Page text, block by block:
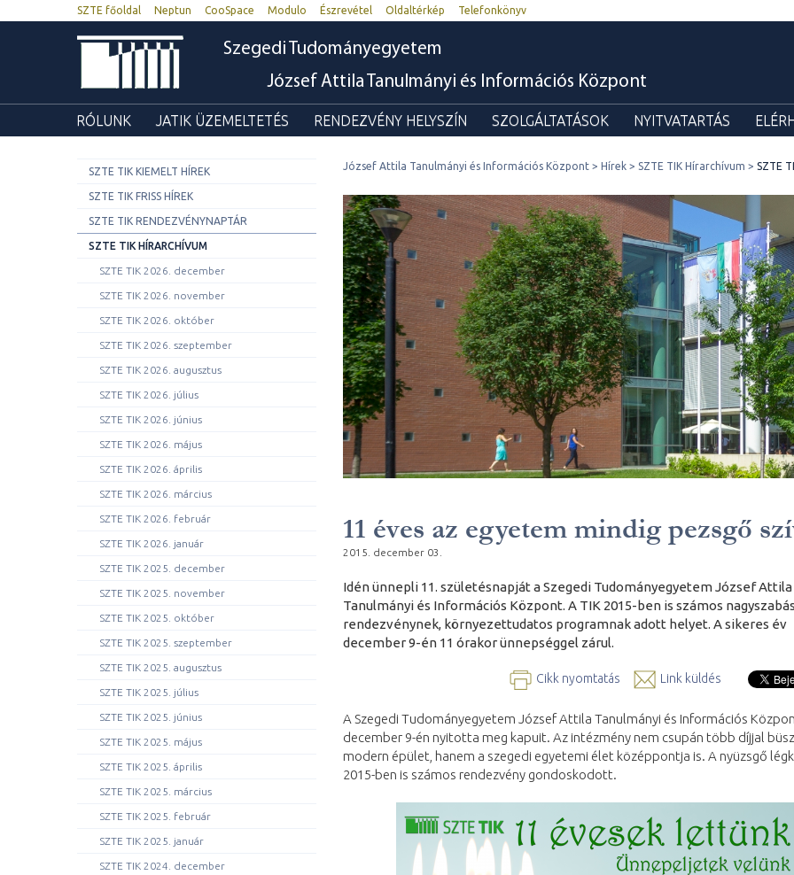
SZTE főoldal Neptun CooSpace Modulo Észrevétel Oldaltérkép Telefonkönyv
Szegedi Tudományegyetem
József Attila Tanulmányi és Információs Központ
RÓLUNK JATIK ÜZEMELTETÉS RENDEZVÉNY HELYSZÍN SZOLGÁLTATÁSOK NYITVATARTÁS
SZTE TIK KIEMELT HÍREK
SZTE TIK FRISS HÍREK
SZTE TIK RENDEZVÉNYNAPTÁR
SZTE TIK HÍRARCHÍVUM
SZTE TIK 2026. december
SZTE TIK 2026. november
SZTE TIK 2026. október
SZTE TIK 2026. szeptember
SZTE TIK 2026. augusztus
SZTE TIK 2026. július
SZTE TIK 2026. június
SZTE TIK 2026. május
SZTE TIK 2026. április
SZTE TIK 2026. március
SZTE TIK 2026. február
SZTE TIK 2026. január
SZTE TIK 2025. december
SZTE TIK 2025. november
SZTE TIK 2025. október
SZTE TIK 2025. szeptember
SZTE TIK 2025. augusztus
SZTE TIK 2025. július
SZTE TIK 2025. június
SZTE TIK 2025. május
SZTE TIK 2025. április
SZTE TIK 2025. március
SZTE TIK 2025. február
SZTE TIK 2025. január
SZTE TIK 2024. december
József Attila Tanulmányi és Információs Központ Hírek SZTE TIK Hírarchívum SZTE
11 éves az egyetem mindig pezsgő
2015. december 03.
Idén ünnepli 11. születésnapját a Szegedi Tudományegyetem József Attila
Tanulmányi és Információs Központ. A TIK 2015-ben is számos
rendezvénynek, környezettudatos programnak adott helyet. A sikeres év
december 9-én 11 órakor ünnepséggel zárul.
Cikk nyomtatás Link küldés
A Szegedi Tudományegyetem József Attila Tanulmányi és Információs
december 9-én nyitotta meg kapuit. Az intézmény nem csupán több díjjal
modern épület, hanem a szegedi egyetemi élet középpontja is. A nyüzsgő
2015-ben is számos rendezvény gondoskodott.